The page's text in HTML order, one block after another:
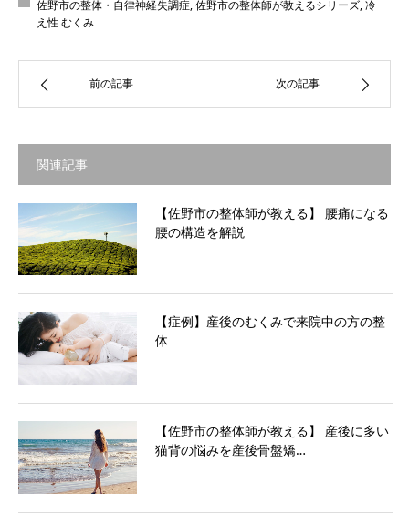
佐野市の整体・自律神経失調症,佐野市の整体師が教えるシリーズ,冷
え性 むくみ
前の記事 次の記事
関連記事
【佐野市の整体師が教える】 腰痛になる
腰の構造を解説
【症例】産後のむくみで来院中の方の整
体
【佐野市の整体師が教える】 産後に多い
猫背の悩みを産後骨盤矯…